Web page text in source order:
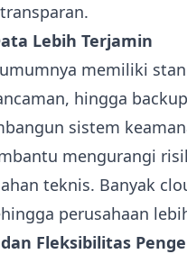
Lebih Terjamin
memiliki
hingga
sistem
mengurangi
teknis. Banyak
perusahaan
Fleksibilitas